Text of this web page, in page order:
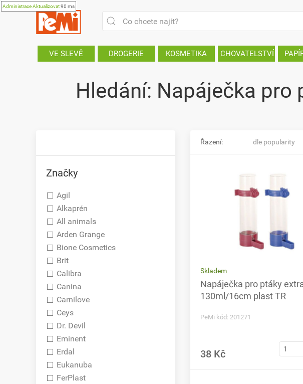
AdministraceAktualizovat90 ms
VE SLEVĚ DROGERIE KOSMETIKA CHOVATELSTVÍ
Hledání: Napáječka
Značky
Agil
Alkaprén
All animals
Arden Grange
Bione Cosmetics
Brit
Calibra
Canina
Carnilove
Ceys
Dr. Devil
Eminent
Erdal
Eukanuba
FerPlast
Řazení: dle popularity
Skladem
Napáječka pro ptáky
130ml/16cm plast TR
PeMi kód: 201271
38 Kč